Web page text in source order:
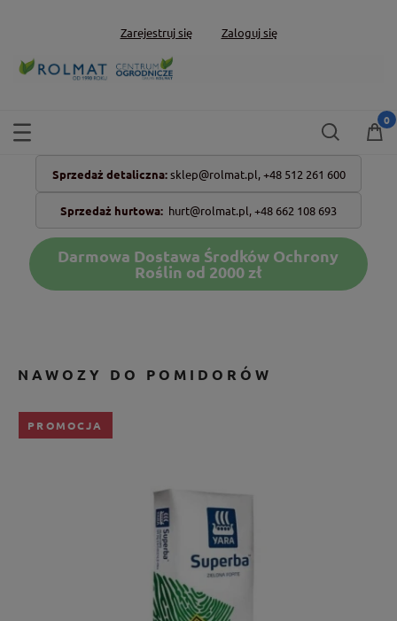
Zarejestruj się Zaloguj się
Sprzedaż detaliczna: sklep@rolmat.pl, +48 512 261 600
Sprzedaż hurtowa: hurt@rolmat.pl,+48 662 108 693
Darmowa Dostawa Środków Ochrony
Roślin od 2000 zł
NAWOZY DO POMIDORÓW
PROMOCJA